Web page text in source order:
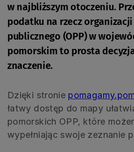
w najbliższym otoczeniu.
podatku na rzecz
publicznego (OPP) w
pomorskim to prosta
znaczenie.
Dzięki stronie
łatwy dostęp do mapy
pomorskich OPP, które
wypełniając swoje zeznanie